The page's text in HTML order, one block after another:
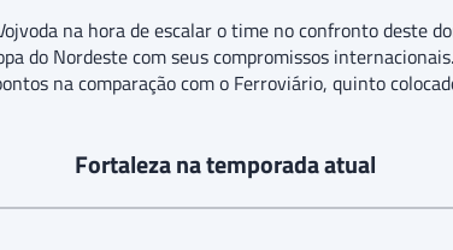
na hora de escalar o time no confronto deste
do Nordeste com seus compromissos
na comparação com o Ferroviário, quinto
Fortaleza na temporada atual